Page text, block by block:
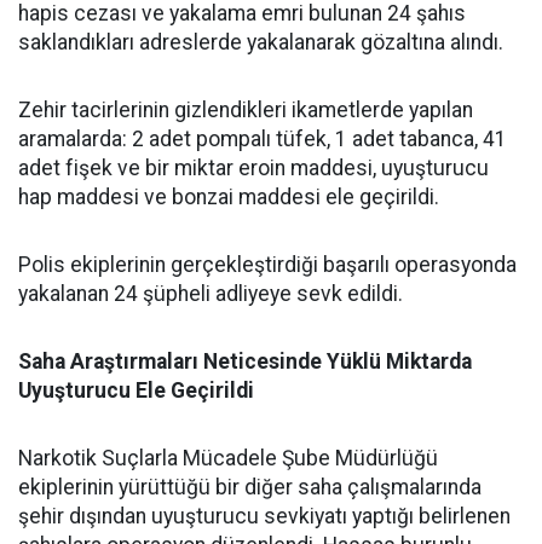
hapis cezası ve yakalama emri bulunan 24 şahıs
saklandıkları adreslerde yakalanarak gözaltına alındı.
Zehir tacirlerinin gizlendikleri ikametlerde yapılan
aramalarda: 2 adet pompalı tüfek, 1 adet tabanca, 41
adet fişek ve bir miktar eroin maddesi, uyuşturucu
hap maddesi ve bonzai maddesi ele geçirildi.
Polis ekiplerinin gerçekleştirdiği başarılı operasyonda
yakalanan 24 şüpheli adliyeye sevk edildi.
Saha Araştırmaları Neticesinde Yüklü Miktarda
Uyuşturucu Ele Geçirildi
Narkotik Suçlarla Mücadele Şube Müdürlüğü
ekiplerinin yürüttüğü bir diğer saha çalışmalarında
şehir dışından uyuşturucu sevkiyatı yaptığı belirlenen